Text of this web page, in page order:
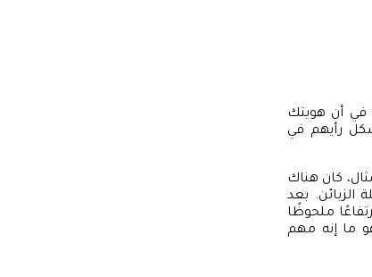
في أن هويتك
رأيهم في
كان هناك
الزبائن. بعد
ملحوظًا
ما إنه مهم